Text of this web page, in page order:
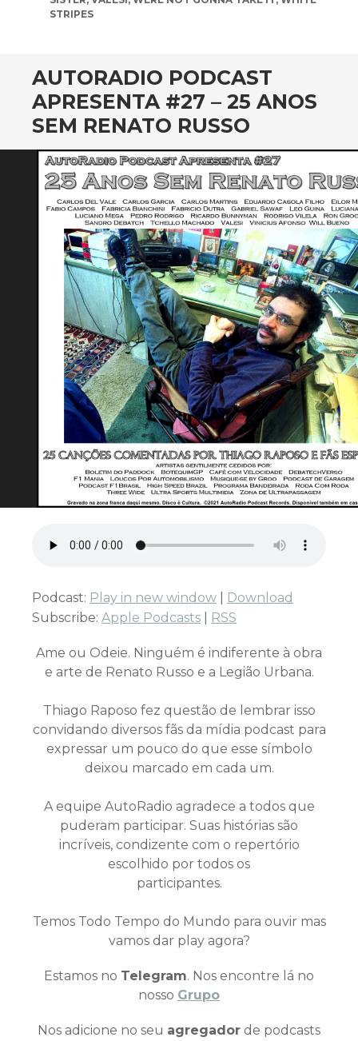
STRIPES
AUTORADIO PODCAST
APRESENTA #27 – 25 ANOS
SEM RENATO RUSSO
Podcast: Play in new window
Download
Subscribe: Apple Podcasts RSS
Ame ou Odeie. Ninguém é indiferente à obra
e arte de Renato Russo e a Legião Urbana.
Thiago Raposo fez questão de lembrar isso
convidando diversos fãs da mídia podcast para
expressar um pouco do que esse símbolo
deixou marcado em cada um.
A equipe AutoRadio agradece a todos que
puderam participar. Suas histórias são
incríveis, condizente com o repertório
escolhido por todos os
participantes.
Temos Todo Tempo do Mundo para ouvir mas
vamos dar play agora?
Estamos no Telegram. Nos encontre lá no
nosso Grupo
Nos adicione no seu agregador de podcasts